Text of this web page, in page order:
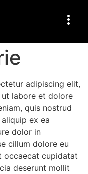
adipiscing elit,
labore et dolore
quis nostrud
ex ea
dolor in
cillum dolore eu
occaecat cupidatat
deserunt mollit